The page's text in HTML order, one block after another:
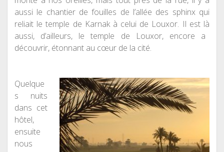
aussi le chantier de fouilles de l’allée des sphinx qui
reliait le temple de Karnak à celui de Louxor. Il est là
aussi, d’ailleurs, le temple de Louxor, encore a
découvrir, étonnant au cœurde la cité.
Quelque
s nuits
dans cet
hôtel,
ensuite
nous